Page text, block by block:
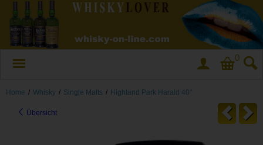
0
Home / Whisky / Single Malts / Highland Park Harald 40°
Übersicht